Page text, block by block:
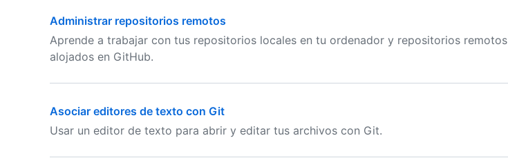
Administrar repositorios remotos
Aprende a trabajar con tus repositorios locales en tu ordenador y repositorios remotos
alojados en GitHub.
Asociar editores de texto con Git
Usar un editor de texto para abrir y editar tus archivos con Git.